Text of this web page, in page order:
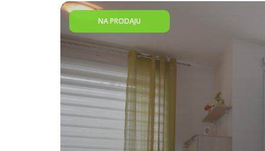
NA PRODAJU